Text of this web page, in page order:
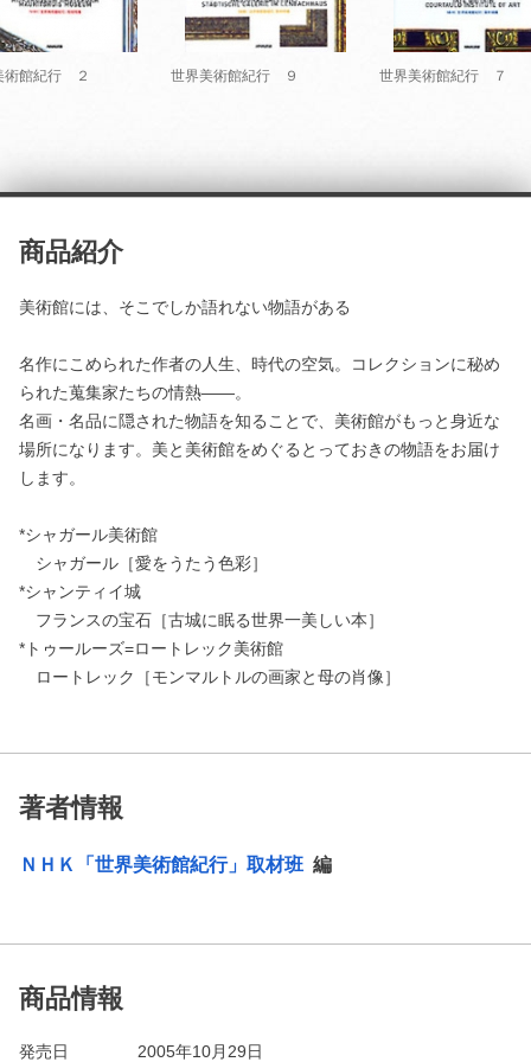
術館紀行 ２ 世界美術館紀行 ９ 世界美術館紀行 ７
商品紹介
美術館には、そこでしか語れない物語がある
名作にこめられた作者の人生、時代の空気。コレクションに秘め
られた蒐集家たちの情熱――。
名画・名品に隠された物語を知ることで、美術館がもっと身近な
場所になります。美と美術館をめぐるとっておきの物語をお届け
します。
*シャガール美術館
シャガール［愛をうたう色彩］
*シャンティイ城
フランスの宝石［古城に眠る世界一美しい本］
*トゥールーズ=ロートレック美術館
ロートレック［モンマルトルの画家と母の肖像］
著者情報
ＮＨＫ「世界美術館紀行」取材班 編
商品情報
発売日
2005年10月29日